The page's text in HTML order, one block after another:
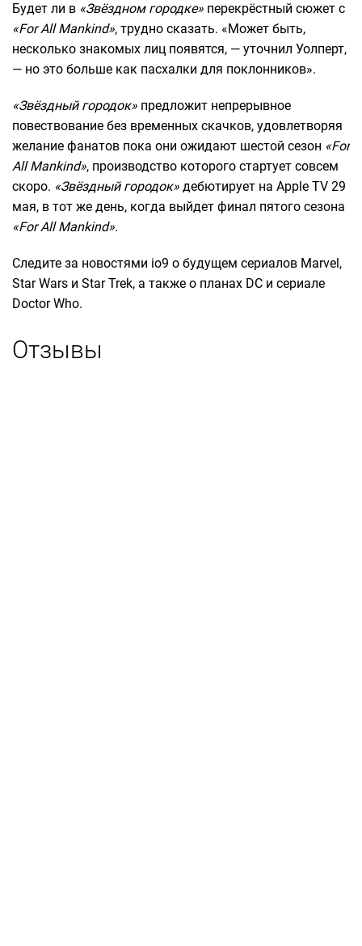
Будет ли в «Звёздном городке» перекрёстный сюжет с
«For All Mankind», трудно сказать. «Может быть,
несколько знакомых лиц появятся, — уточнил Уолперт,
— но это больше как пасхалки для поклонников».
«Звёздный городок» предложит непрерывное
повествование без временных скачков, удовлетворяя
желание фанатов пока они ожидают шестой сезон «For
All Mankind», производство которого стартует совсем
скоро. «Звёздный городок» дебютирует на Apple TV 29
мая, в тот же день, когда выйдет финал пятого сезона
«For All Mankind».
Следите за новостями io9 о будущем сериалов Marvel,
Star Wars и Star Trek, а также о планах DC и сериале
Doctor Who.
Отзывы